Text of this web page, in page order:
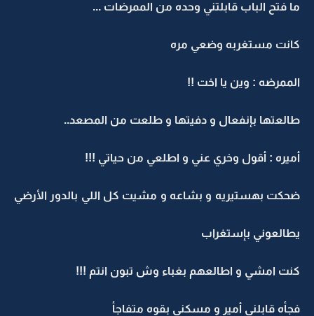
ما فتح الباب قابلتني وحده من الممرضات ...
كانت مستغربه وضعي مره
الممرضه : وين يا اخت !!
طالعتها بإنفعال و دفيتها و طلعت من المصعد..
أميره : أقول وخري عني و اطلعي من حياتي !!!
ضحكت بهستيريه و بشاعه و مشيت كل اللي بالدور الأرضي
يطالعوني بإستغراب
كنت امشي و اطالعهم بغباء وش تبون انتم !!!
فجأه قابلني أمير و مسكني بقوه متفاجأ